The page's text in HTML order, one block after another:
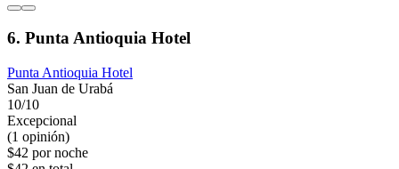
6. Punta Antioquia Hotel
Punta Antioquia Hotel
San Juan de Urabá
10/10
Excepcional
(1 opinión)
$42 por noche